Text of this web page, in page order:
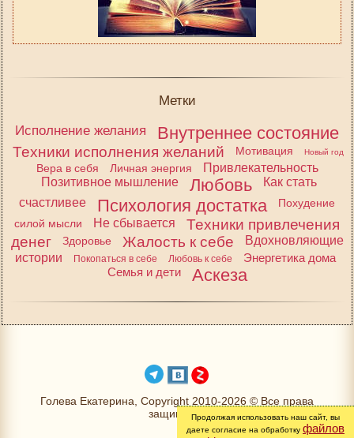
Метки
Исполнение желания
Внутреннее состояние
Техники исполнения желаний Мотивация Новый год
Вера в себя Личная энергия
Привлекательность
Позитивное мышление
Любовь
Как стать
счастливее
Психология достатка
Похудение
силой мысли
Не сбывается
Техники привлечения
денег
Здоровье Жалость к себе
Вдохновляющие
истории
Покопаться в себе Любовь к себе
Энергетика дома
Семья и дети
Аскеза
Голева Екатерина, Copyright 2010-2026 © Все права
защищеныПродолжая использовать наш сайт, вы
даете согласие на обработку файлов